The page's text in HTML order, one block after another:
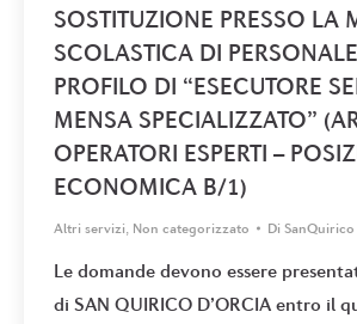
SOSTITUZIONE PRESSO LA
SCOLASTICA DI
PROFILO DI “ESECUTORE
MENSA SPECIALIZZATO”
OPERATORI ESPERTI –
ECONOMICA B/1)
Altri servizi Non categorizzato Di SanQuirico
Le domande devono essere
di SAN QUIRICO D’ORCIA entro il